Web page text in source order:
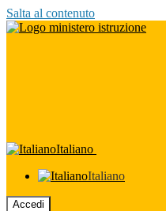
Salta al contenuto
Italiano
Italiano
Accedi